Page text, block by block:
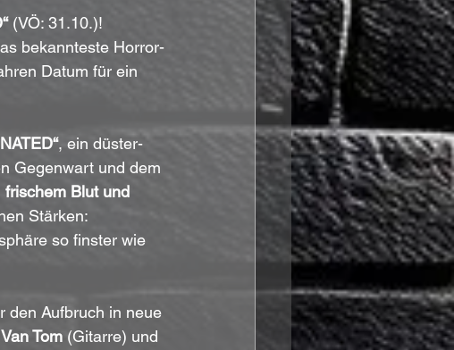
(VÖ: 31.10.)!
bekannteste Horror-
Datum für ein
, ein düster-
Gegenwart und dem
frischem Blut und
Stärken:
so finster wie
den Aufbruch in neue
Van Tom (Gitarre) und